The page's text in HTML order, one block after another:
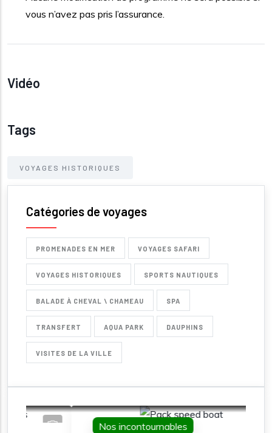
vous n’avez pas pris l’assurance.
Vidéo
Tags
VOYAGES HISTORIQUES
Catégories de voyages
PROMENADES EN MER VOYAGES SAFARI
VOYAGES HISTORIQUES SPORTS NAUTIQUES
BALADE À CHEVAL \ CHAMEAU SPA
TRANSFERT AQUA PARK DAUPHINS
VISITES DE LA VILLE
Nos incontournables